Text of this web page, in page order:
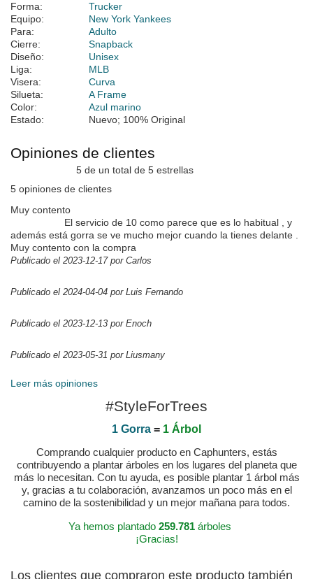
Forma:
Trucker
Equipo:
New York Yankees
Para:
Adulto
Cierre:
Snapback
Diseño:
Unisex
Liga:
MLB
Visera:
Curva
Silueta:
A Frame
Color:
Azul marino
Estado:
Nuevo; 100% Original
Opiniones de clientes
5 de un total de 5 estrellas
5 opiniones de clientes
Muy contento
El servicio de 10 como parece que es lo habitual , y
además está gorra se ve mucho mejor cuando la tienes delante .
Muy contento con la compra
Publicado el 2023-12-17 por Carlos
Publicado el 2024-04-04 por Luis Fernando
Publicado el 2023-12-13 por Enoch
Publicado el 2023-05-31 por Liusmany
Leer más opiniones
#StyleForTrees
1 Gorra = 1 Árbol
Comprando cualquier producto en Caphunters, estás
contribuyendo a plantar árboles en los lugares del planeta que
más lo necesitan. Con tu ayuda, es posible plantar 1 árbol más
y, gracias a tu colaboración, avanzamos un poco más en el
camino de la sostenibilidad y un mejor mañana para todos.
Ya hemos plantado 259.781 árboles
¡Gracias!
Los clientes que compraron este producto también